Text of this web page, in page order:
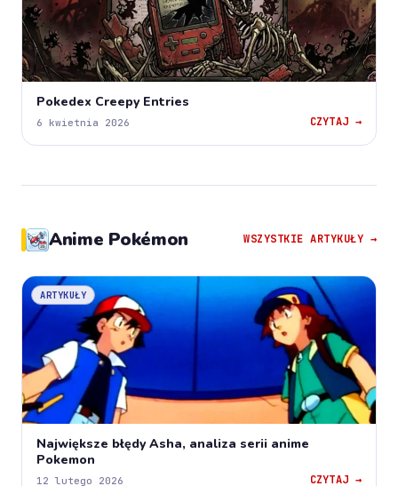
Pokedex Creepy Entries
6 kwietnia 2026 CZYTAJ →
Anime Pokémon WSZYSTKIE ARTYKUŁY →
ARTYKUŁY
Największe błędy Asha, analiza serii anime
Pokemon
12 lutego 2026 CZYTAJ →